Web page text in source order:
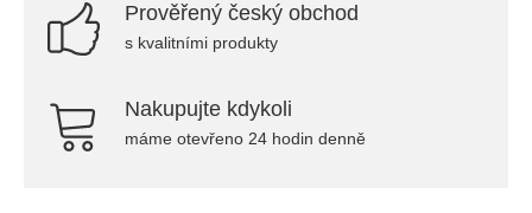
Prověřený český obchod
s kvalitními produkty
Nakupujte kdykoli
máme otevřeno 24 hodin denně